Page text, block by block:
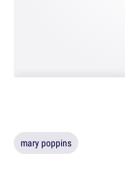
mary poppins